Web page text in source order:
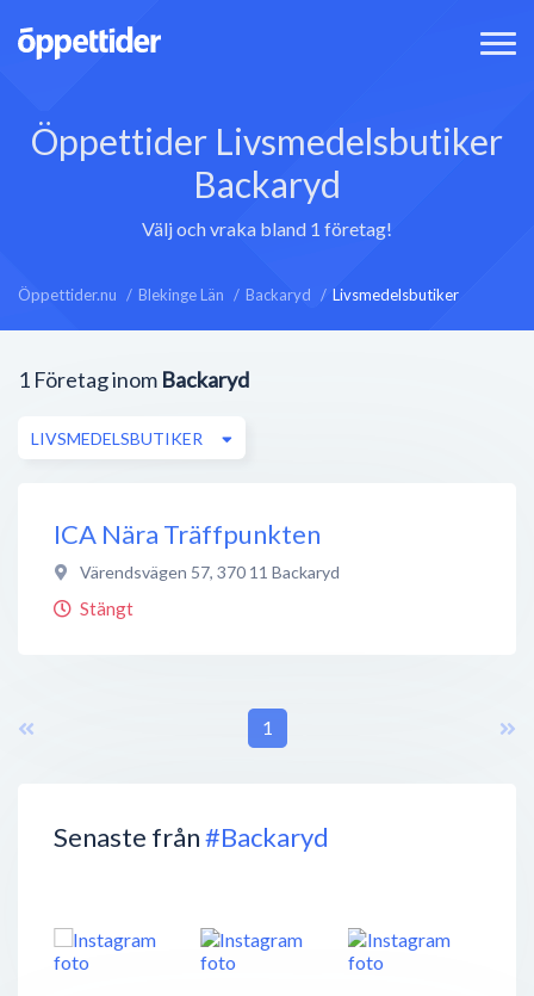
Öppettider Livsmedelsbutiker
Backaryd
Välj och vraka bland 1 företag!
Öppettider.nu Blekinge Län Backaryd Livsmedelsbutiker
Senaste från#Backaryd
1 Företag inom Backaryd
LIVSMEDELSBUTIKER
ICA Nära Träffpunkten
Värendsvägen 57, 370 11 Backaryd
Stängt
1